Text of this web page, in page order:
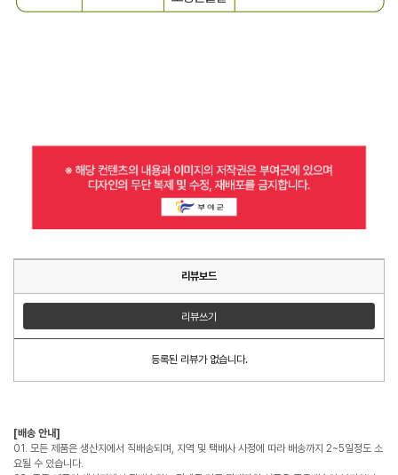
리뷰보드
리뷰쓰기
등록된 리뷰가 없습니다.
[배송 안내]
01. 모든 제품은 생산지에서 직배송되며, 지역 및 택배사 사정에 따라 배송까지 2~5일정도 소
요될 수 있습니다.